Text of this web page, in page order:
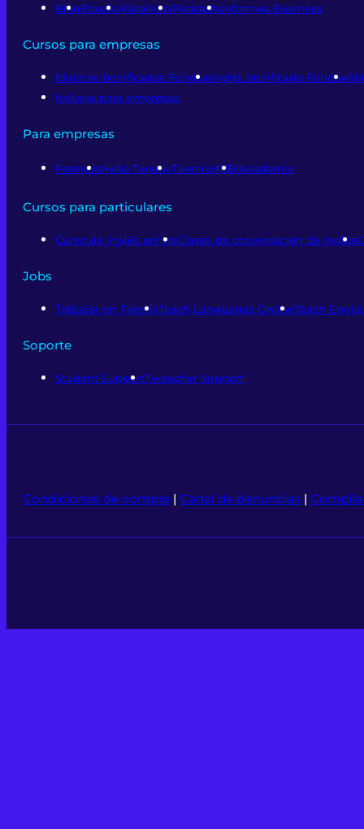
BlogEbooksWebinarsPodcastsInformes Business
Cursos para empresas
Idiomas bonificados FundaeInglés bonificado Fundae
Italiano para empresas
Para empresas
PartnersHello TwenixTwenixHUBiAcademix
Cursos para particulares
Curso de inglés onlineClases de conversación de inglés
Jobs
Trabajar en TwenixTeach Languages OnlineTeach
Soporte
Student SupportTweacher Support
Condiciones de compra | Canal de denuncias |